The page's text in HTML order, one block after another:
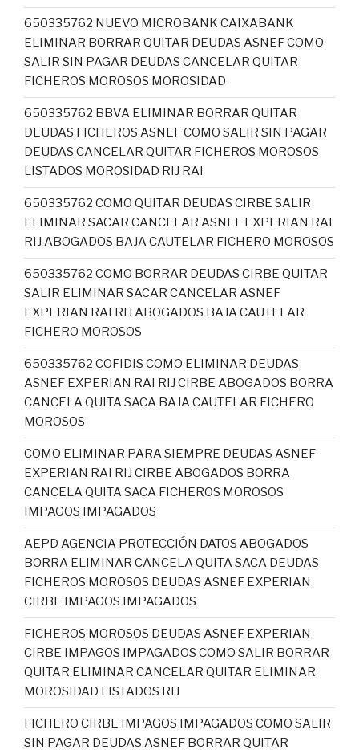
650335762 NUEVO MICROBANK CAIXABANK
ELIMINAR BORRAR QUITAR DEUDAS ASNEF COMO
SALIR SIN PAGAR DEUDAS CANCELAR QUITAR
FICHEROS MOROSOS MOROSIDAD
650335762 BBVA ELIMINAR BORRAR QUITAR
DEUDAS FICHEROS ASNEF COMO SALIR SIN PAGAR
DEUDAS CANCELAR QUITAR FICHEROS MOROSOS
LISTADOS MOROSIDAD RIJ RAI
650335762 COMO QUITAR DEUDAS CIRBE SALIR
ELIMINAR SACAR CANCELAR ASNEF EXPERIAN RAI
RIJ ABOGADOS BAJA CAUTELAR FICHERO MOROSOS
650335762 COMO BORRAR DEUDAS CIRBE QUITAR
SALIR ELIMINAR SACAR CANCELAR ASNEF
EXPERIAN RAI RIJ ABOGADOS BAJA CAUTELAR
FICHERO MOROSOS
650335762 COFIDIS COMO ELIMINAR DEUDAS
ASNEF EXPERIAN RAI RIJ CIRBE ABOGADOS BORRA
CANCELA QUITA SACA BAJA CAUTELAR FICHERO
MOROSOS
COMO ELIMINAR PARA SIEMPRE DEUDAS ASNEF
EXPERIAN RAI RIJ CIRBE ABOGADOS BORRA
CANCELA QUITA SACA FICHEROS MOROSOS
IMPAGOS IMPAGADOS
AEPD AGENCIA PROTECCIÓN DATOS ABOGADOS
BORRA ELIMINAR CANCELA QUITA SACA DEUDAS
FICHEROS MOROSOS DEUDAS ASNEF EXPERIAN
CIRBE IMPAGOS IMPAGADOS
FICHEROS MOROSOS DEUDAS ASNEF EXPERIAN
CIRBE IMPAGOS IMPAGADOS COMO SALIR BORRAR
QUITAR ELIMINAR CANCELAR QUITAR ELIMINAR
MOROSIDAD LISTADOS RIJ
FICHERO CIRBE IMPAGOS IMPAGADOS COMO SALIR
SIN PAGAR DEUDAS ASNEF BORRAR QUITAR